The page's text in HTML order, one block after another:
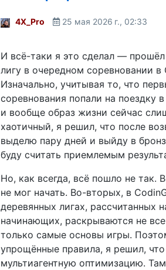
4X_Pro 25 мая 2026 г., 02:33
И всё-таки я это сделал —
лигу в очередном соревновании в
Изначально, учитывая то, что
соревнования попали на поездку
и вообще образ жизни сейчас
хаотичный, я решил, что после
выделю пару дней и выйду в
буду считать приемлемым
Но, как всегда, всё пошло не так.
не мог начать. Во-вторых, в
деревянных лигах, рассчитанных
начинающих, раскрываются не
только самые основы игры.
упрощённые правила, я решил, что
мультиагентную оптимизацию.